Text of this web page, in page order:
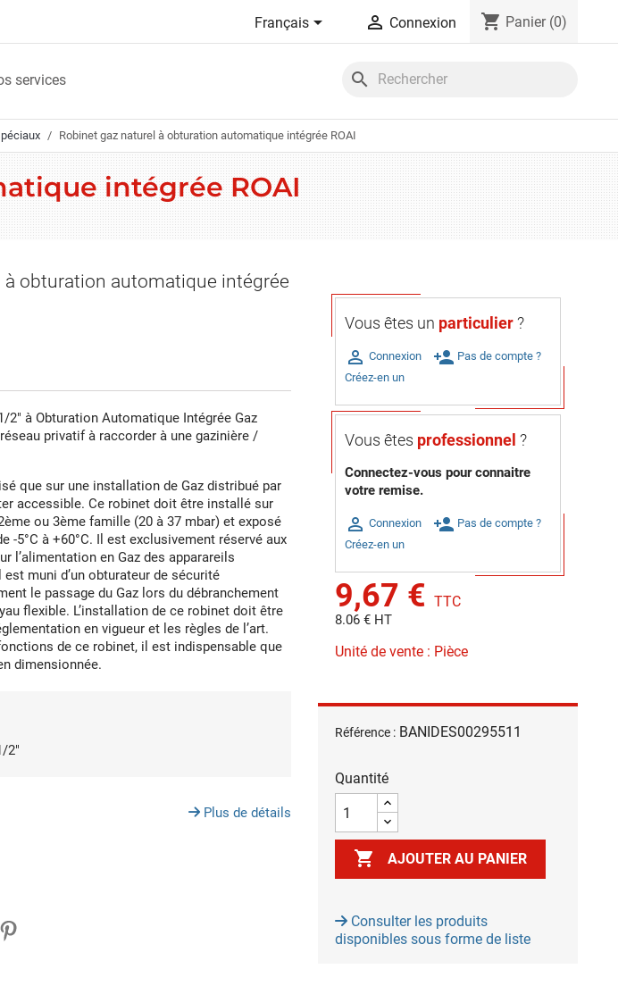
Français  Connexion shopping_cart Panier (0)
services search
Robinet gaz naturel à obturation automatique intégrée ROAI
intégrée ROAI
à obturation automatique intégrée
2" à Obturation Automatique Intégrée Gaz
privatif à raccorder à une gazinière /
que sur une installation de Gaz distribué par
accessible. Ce robinet doit être installé sur
ou 3ème famille (20 à 37 mbar) et exposé
-5°C à +60°C. Il est exclusivement réservé aux
l’alimentation en Gaz des apparareils
muni d’un obturateur de sécurité
le passage du Gaz lors du débranchement
flexible. L’installation de ce robinet doit être
en vigueur et les règles de l’art.
de ce robinet, il est indispensable que
dimensionnée.
2"
Plus de détails
Vous êtes un particulier?
 Connexion person_add Pas de compte ?
Créez-en un
Vous êtes professionnel ?
Connectez-vous pour connaitre
votre remise.
 Connexion person_add Pas de compte ?
Créez-en un
9,67 € TTC
8.06 € HT
Unité de vente : Pièce
Référence : BANIDES00295511
Quantité
 AJOUTER AU PANIER
Consulter les produits
disponibles sous forme de liste